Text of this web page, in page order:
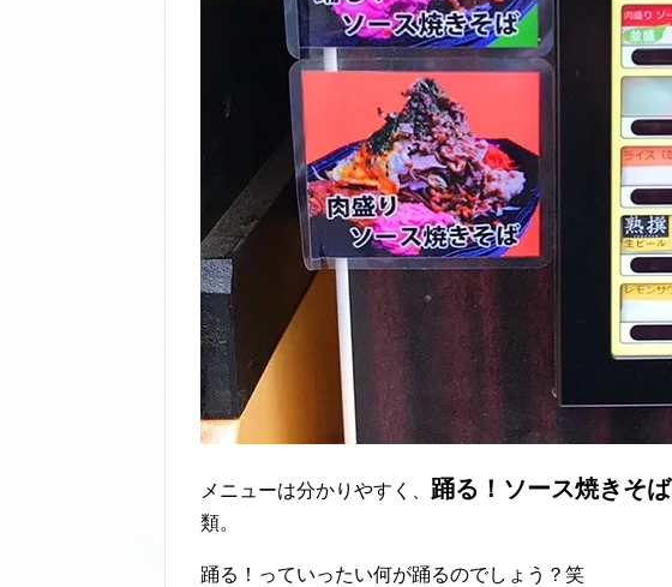
メニューは分かりやすく、 踊る！ソース焼きそば
類。
踊る！っていったい何が踊るのでしょう？笑